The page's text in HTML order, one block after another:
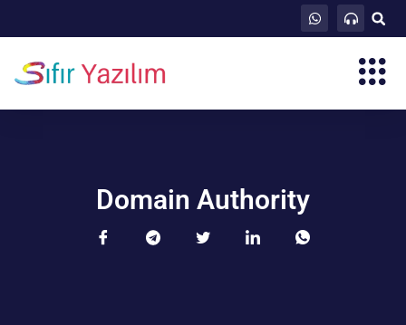
Domain Authority